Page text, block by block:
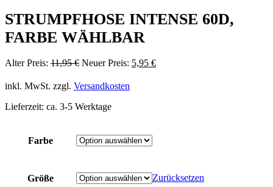
STRUMPFHOSE INTENSE 60D,
FARBE WÄHLBAR
Alter Preis: 11,95€ Ursprünglicher
war:
Neuer Preis: 5,95 €Aktueller
inkl. MwSt. zzgl. Versandkosten
Lieferzeit: ca. 3-5 Werktage
Farbe
Größe Zurücksetzen